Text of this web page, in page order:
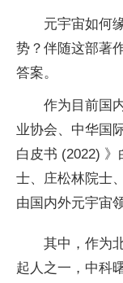
元宇宙如何
势？伴随这部著
答案。
作为目前国
业协会、中华国
白皮书 (2022)
士、庄松林院士
由国内外元宇宙
其中，作为
起人之一，中科